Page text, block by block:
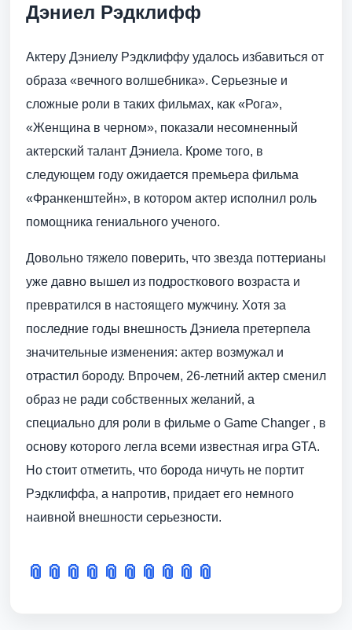
Дэниел Рэдклифф
Актеру Дэниелу Рэдклиффу удалось избавиться от
образа «вечного волшебника». Серьезные и
сложные роли в таких фильмах, как «Рога»,
«Женщина в черном», показали несомненный
актерский талант Дэниела. Кроме того, в
следующем году ожидается премьера фильма
«Франкенштейн», в котором актер исполнил роль
помощника гениального ученого.
Довольно тяжело поверить, что звезда поттерианы
уже давно вышел из подросткового возраста и
превратился в настоящего мужчину. Хотя за
последние годы внешность Дэниела претерпела
значительные изменения: актер возмужал и
отрастил бороду. Впрочем, 26-летний актер сменил
образ не ради собственных желаний, а
специально для роли в фильме о Game Changer , в
основу которого легла всеми известная игра GTA.
Но стоит отметить, что борода ничуть не портит
Рэдклиффа, а напротив, придает его немного
наивной внешности серьезности.
📎 📎 📎 📎 📎 📎 📎 📎 📎 📎